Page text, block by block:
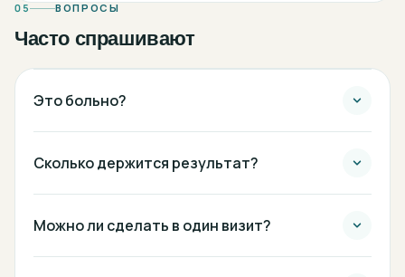
05 ВОПРОСЫ
Часто спрашивают
Это больно?
Сколько держится результат?
Можно ли сделать в один визит?